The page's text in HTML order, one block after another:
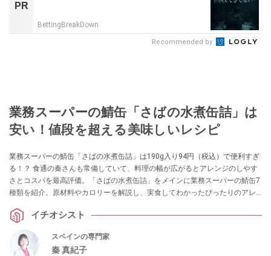
PR
BettingBreakDown
Recommended by
業務スーパーの鯖缶「さばの水煮缶詰」は
安い！値段を超える美味しいレシピ
業務スーパーの鯖缶「さばの水煮缶詰」は190g入り94円（税込）で便利すぎ
る！？ 食通の秦さんも常備していて、料理の幅が広がるとアレンジのしやす
さとコスパを最高評価。「さばの水煮缶詰」をメインに業務スーパーの鯖缶7
種類を紹介。原材料やカロリーを解説し、実食してわかったぴったりのアレ
イチオシスト
スペインの専門家
秦 真紀子